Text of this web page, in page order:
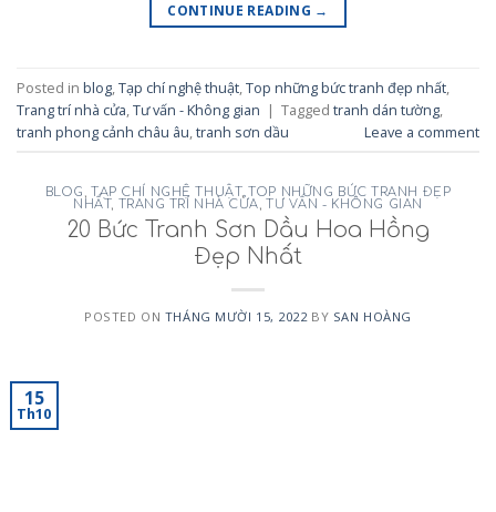
CONTINUE READING →
Posted in blog,Tạp chí nghệ thuật,Top những bức tranh đẹp nhất,
Trang trí nhà cửa,Tư vấn - Không gian | Tagged tranh dán tường,
tranh phong cảnh châu âu,tranh sơn dầu Leave a comment
BLOG , TẠP CHÍ NGHỆ THUẬT ,
TOP NHỮNG BỨC TRANH ĐẸP
NHẤT , TRANG TRÍ NHÀ CỬA, TƯ VẤN - KHÔNG GIAN
20 Bức Tranh Sơn Dầu Hoa Hồng
Đẹp Nhất
POSTED ON THÁNG MƯỜI 15, 2022 BY SAN HOÀNG
15
Th10